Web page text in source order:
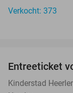
Verkocht: 373
Entreeticket
Kinderstad